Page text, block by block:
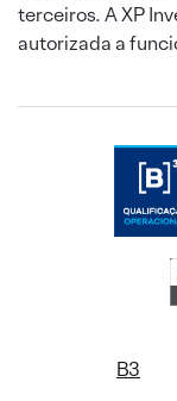
terceiros. A XP
autorizada a
B3